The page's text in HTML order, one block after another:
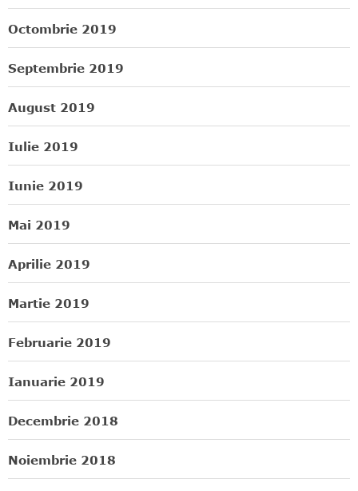
Octombrie 2019
Septembrie 2019
August 2019
Iulie 2019
Iunie 2019
Mai 2019
Aprilie 2019
Martie 2019
Februarie 2019
Ianuarie 2019
Decembrie 2018
Noiembrie 2018